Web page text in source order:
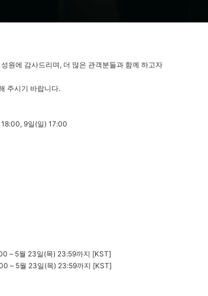
원에 감사드리며, 더 많은 관객분들과 함께 하고자
주시기 바랍니다.
9일(일) 17:00
– 5월 23일(목) 23:59까지 [KST]
– 5월 23일(목) 23:59까지 [KST]